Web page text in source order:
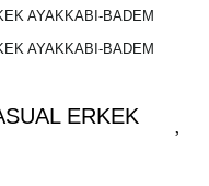
ERKEK